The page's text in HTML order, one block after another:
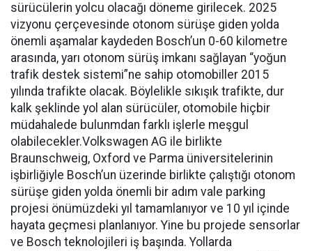
sürücülerin yolcu olacağı döneme girilecek. 2025
vizyonu çerçevesinde otonom sürüşe giden yolda
önemli aşamalar kaydeden Bosch’un 0-60 kilometre
arasında, yarı otonom sürüş imkanı sağlayan “yoğun
trafik destek sistemi”ne sahip otomobiller 2015
yılında trafikte olacak. Böylelikle sıkışık trafikte, dur
kalk şeklinde yol alan sürücüler, otomobile hiçbir
müdahalede bulunmdan farklı işlerle meşgul
olabilecekler.Volkswagen AG ile birlikte
Braunschweig, Oxford ve Parma üniversitelerinin
işbirliğiyle Bosch’un üzerinde birlikte çalıştığı otonom
sürüşe giden yolda önemli bir adım vale parking
projesi önümüzdeki yıl tamamlanıyor ve 10 yıl içinde
hayata geçmesi planlanıyor. Yine bu projede sensorlar
ve Bosch teknolojileri iş başında. Yollarda